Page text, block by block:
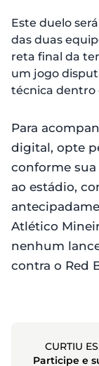
Este duelo
das duas
reta final da
um jogo
técnica dentro
Para
digital, opte
conforme
ao estádio,
Atlético
nenhum
contra o Red
CURTIU
Participe e